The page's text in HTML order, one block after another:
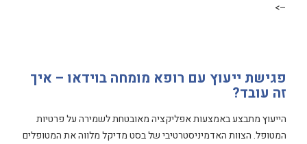
–>
פגישת ייעוץ עם רופא מומחה בוידאו – איך
זה עובד?
הייעוץ מתבצע באמצעות אפליקציה מאובטחת לשמירה על פרטיות
המטופל. הצוות האדמיניסטרטיבי של בסט מדיקל מלווה את המטופלים